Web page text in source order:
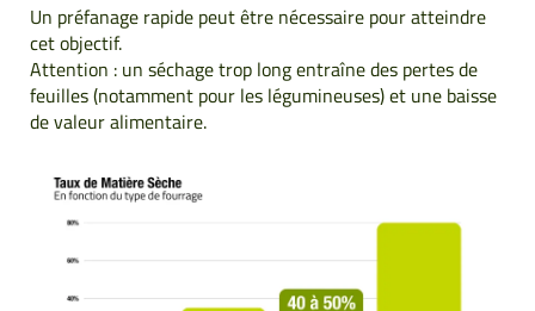
Un préfanage rapide peut être nécessaire pour atteindre
cet objectif.
Attention : un séchage trop long entraîne des pertes de
feuilles (notamment pour les légumineuses) et une baisse
de valeur alimentaire.